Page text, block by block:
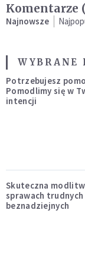
Komentarze (
Najnowsze
WYBRANE
Potrzebujesz
Pomodlimy się w
intencji
Skuteczna
sprawach trudnych
beznadziejnych